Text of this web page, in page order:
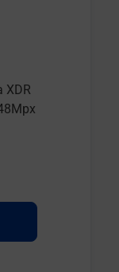
XDR